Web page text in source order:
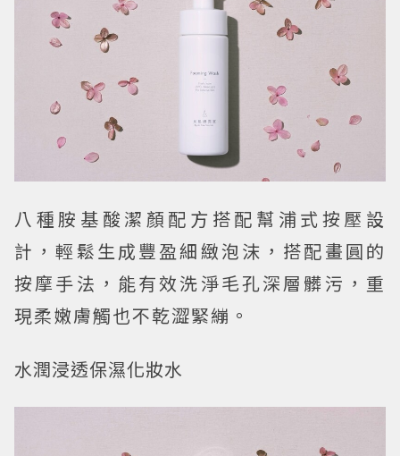
八種胺基酸潔顏配方搭配幫浦式按壓設
計，輕鬆生成豐盈細緻泡沫，搭配畫圓的
按摩手法，能有效洗淨毛孔深層髒污，重
現柔嫩膚觸也不乾澀緊繃。
水潤浸透保濕化妝水